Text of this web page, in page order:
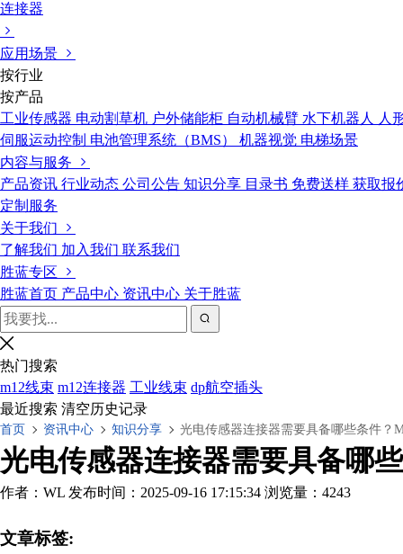
连接器
应用场景
按行业
按产品
工业传感器 电动割草机 户外储能柜 自动机械臂 水下机器人
人
伺服运动控制 电池管理系统（BMS） 机器视觉 电梯场景
内容与服务
产品资讯 行业动态 公司公告 知识分享 目录书 免费送样 获取报
定制服务
关于我们
了解我们 加入我们 联系我们
胜蓝专区
胜蓝首页 产品中心 资讯中心 关于胜蓝
热门搜索
m12线束 m12连接器 工业线束 dp航空插头
最近搜索 清空历史记录
首页 资讯中心 知识分享 光电传感器连接器需要具备哪些条件？
光电传感器连接器需要具备哪
作者：WL 发布时间：2025-09-16 17:15:34 浏览量：4243
文章标签: